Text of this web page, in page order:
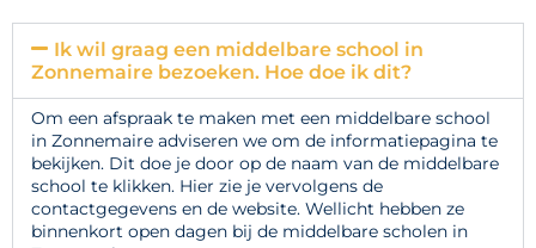
Ik wil graag een middelbare school in
Zonnemaire bezoeken. Hoe doe ik dit?
Om een afspraak te maken met een middelbare school
in Zonnemaire adviseren we om de informatiepagina te
bekijken. Dit doe je door op de naam van de middelbare
school te klikken. Hier zie je vervolgens de
contactgegevens en de website. Wellicht hebben ze
binnenkort open dagen bij de middelbare scholen in